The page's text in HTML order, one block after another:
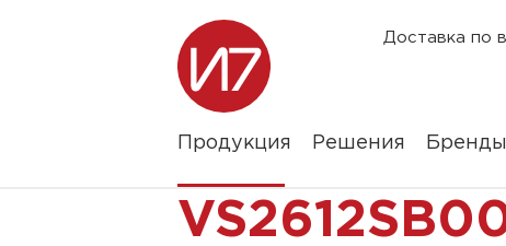
Доставка по
Продукция Решения Бренды